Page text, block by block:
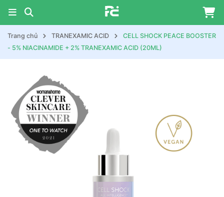
Trang chủ TRANEXAMIC ACID
CELL SHOCK PEACE BOOSTER
- 5% NIACINAMIDE + 2% TRANEXAMIC ACID (20ML)